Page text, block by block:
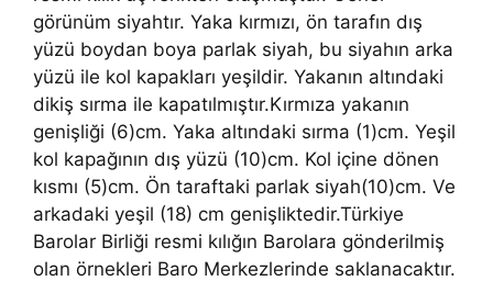
görünüm siyahtır. Yaka kırmızı, ön tarafın dış
yüzü boydan boya parlak siyah, bu siyahın arka
yüzü ile kol kapakları yeşildir. Yakanın altındaki
dikiş sırma ile kapatılmıştır.Kırmıza yakanın
genişliği (6)cm. Yaka altındaki sırma (1)cm. Yeşil
kol kapağının dış yüzü (10)cm. Kol içine dönen
kısmı (5)cm. Ön taraftaki parlak siyah(10)cm. Ve
arkadaki yeşil (18) cm genişliktedir.Türkiye
Barolar Birliği resmi kılığın Barolara gönderilmiş
olan örnekleri Baro Merkezlerinde saklanacaktır.